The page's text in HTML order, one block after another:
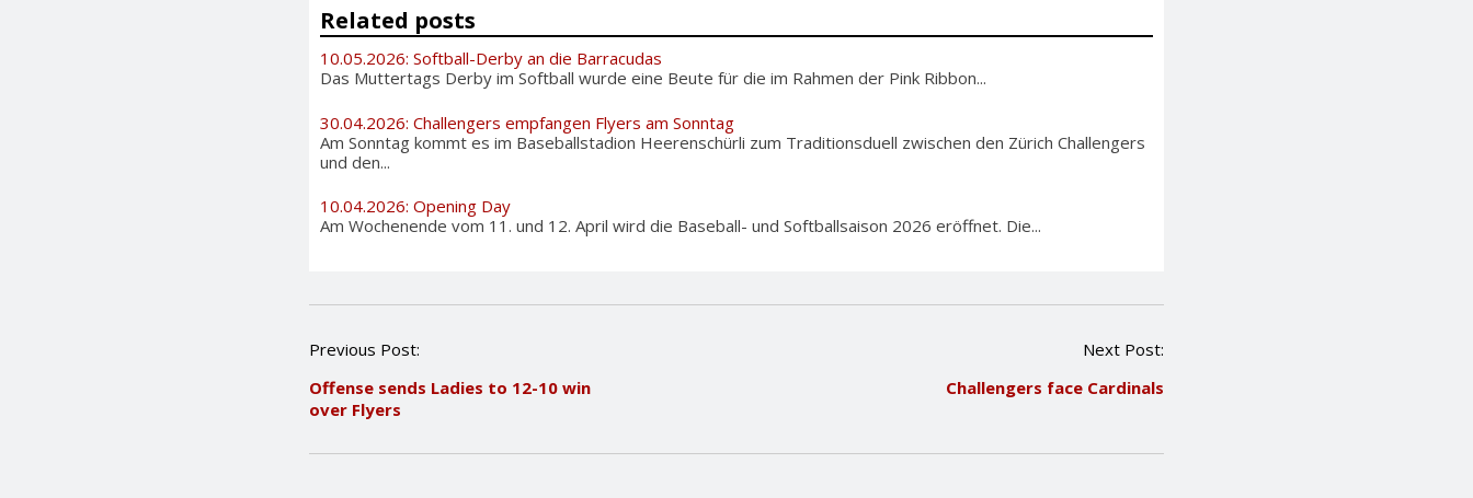
Related posts
10.05.2026: Softball-Derby an die Barracudas
Das Muttertags Derby im Softball wurde eine Beute für die im Rahmen der Pink Ribbon...
30.04.2026: Challengers empfangen Flyers am Sonntag
Am Sonntag kommt es im Baseballstadion Heerenschürli zum Traditionsduell zwischen den Zürich Challengers
und den...
10.04.2026: Opening Day
Am Wochenende vom 11. und 12. April wird die Baseball- und Softballsaison 2026 eröffnet. Die...
P
s
t
a
Previous Post:
Offense sends Ladies to 12-10 win
over Flyers
Next Post:
Challengers face Cardinals